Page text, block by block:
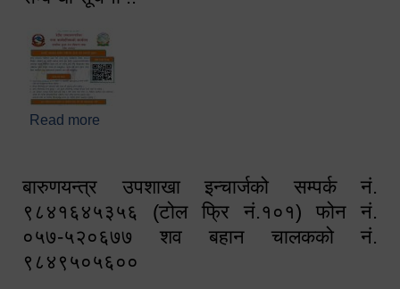
Read more
बारुणयन्त्र उपशाखा इन्चार्जको सम्पर्क नं.
९८४१६४५३५६ (टोल फ्रि नं.१०१) फोन नं.
०५७-५२०६७७ शव बहान चालकको नं.
९८४९५०५६००